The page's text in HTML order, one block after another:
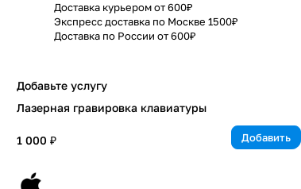
Доставка курьером от 600₽
Экспресс доставка по Москве 1500₽
Доставка по России от 600₽
Добавьте услугу
Лазерная гравировка клавиатуры
1 000 ₽ Добавить